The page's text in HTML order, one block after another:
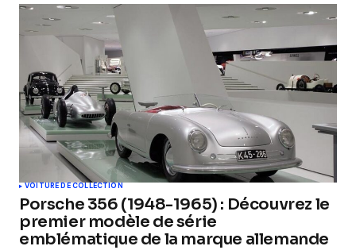
VOITURE DE COLLECTION
Porsche 356 (1948-1965) : Découvrez le
premier modèle de série
emblématique de la marque allemande